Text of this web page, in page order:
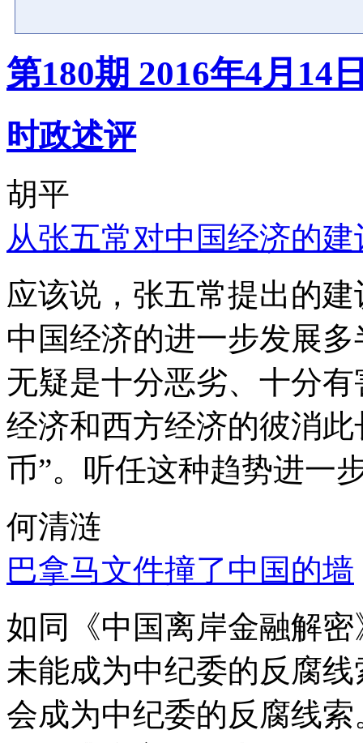
第180期 2016年4月14
时政述评
胡平
从张五常对中国经济的
应该说，张五常提出的
中国经济的进一步发展
无疑是十分恶劣、十分
经济和西方经济的彼消
币”。听任这种趋势进一
何清涟
巴拿马文件撞了中国的墙
如同《中国离岸金融解
未能成为中纪委的反腐
会成为中纪委的反腐线